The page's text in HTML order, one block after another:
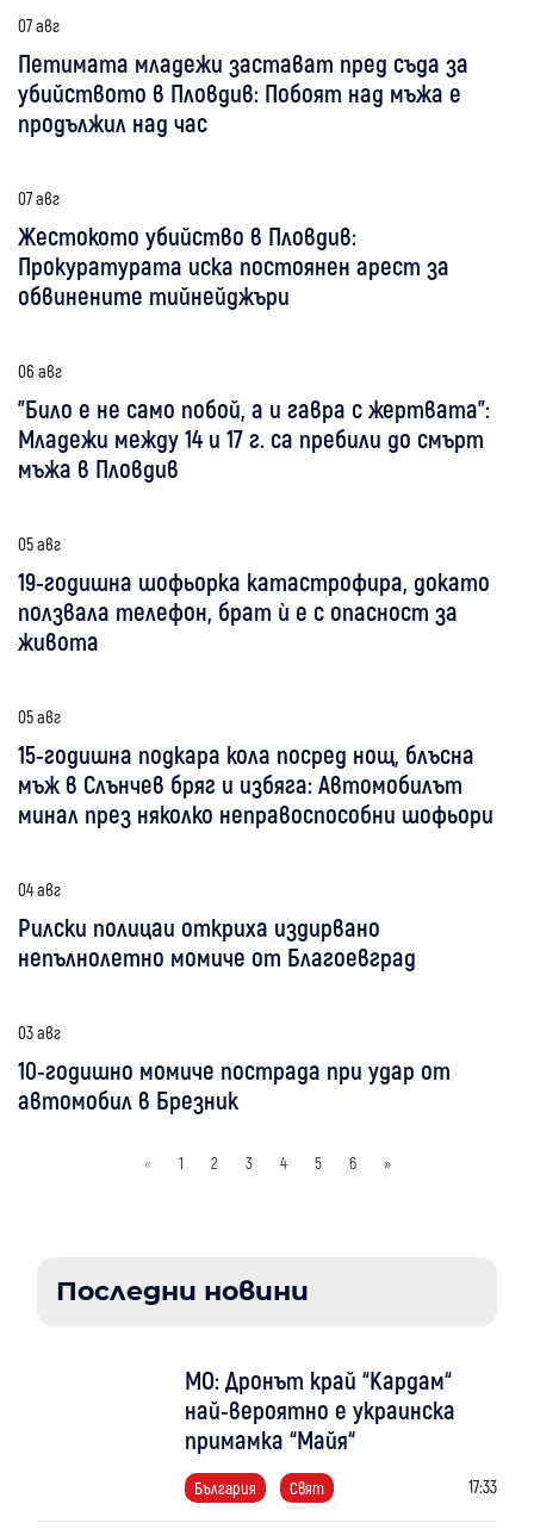
07 авг
Петимата младежи застават пред съда за
убийството в Пловдив: Побоят над мъжа е
продължил над час
07 авг
Жестокото убийство в Пловдив:
Прокуратурата иска постоянен арест за
обвинените тийнейджъри
06 авг
"Било е не само побой, а и гавра с жертвата":
Младежи между 14 и 17 г. са пребили до смърт
мъжа в Пловдив
05 авг
19-годишна шофьорка катастрофира, докато
ползвала телефон, брат ѝ е с опасност за
живота
05 авг
15-годишна подкара кола посред нощ, блъсна
мъж в Слънчев бряг и избяга: Автомобилът
минал през няколко неправоспособни шофьори
04 авг
Рилски полицаи откриха издирвано
непълнолетно момиче от Благоевград
03 авг
10-годишно момиче пострада при удар от
автомобил в Брезник
« 1 2 3 4 5 6 »
Последни новини
МО: Дронът край “Кардам“
най-вероятно е украинска
примамка “Майя“
България Свят 17:33